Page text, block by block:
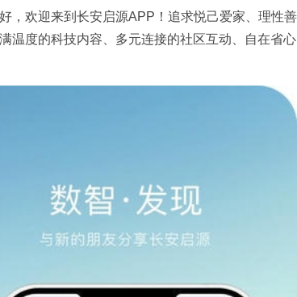
，欢迎来到长安启源APP！追求悦己爱家、理性
温度的科技内容、多元连接的社区互动、自在省